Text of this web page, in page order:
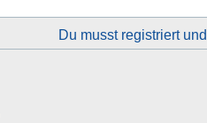
Du musst registriert